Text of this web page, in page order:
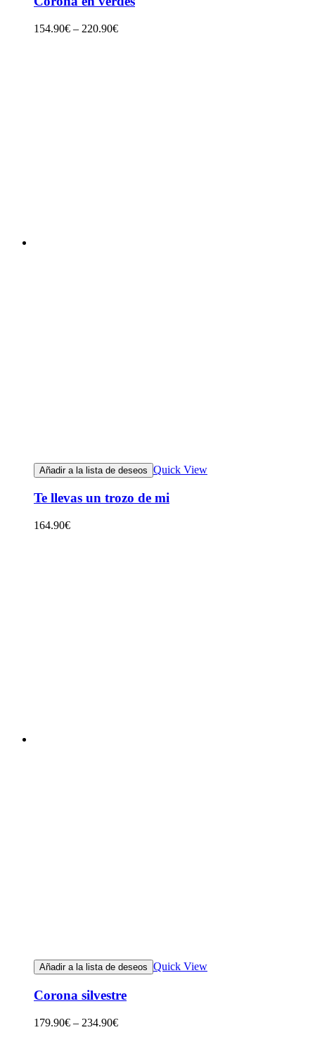
154.90€ – 220.90€
Añadir a la lista de deseos Quick View
Te llevas un trozo de mi
164.90€
Añadir a la lista de deseos Quick View
Corona silvestre
179.90€ – 234.90€